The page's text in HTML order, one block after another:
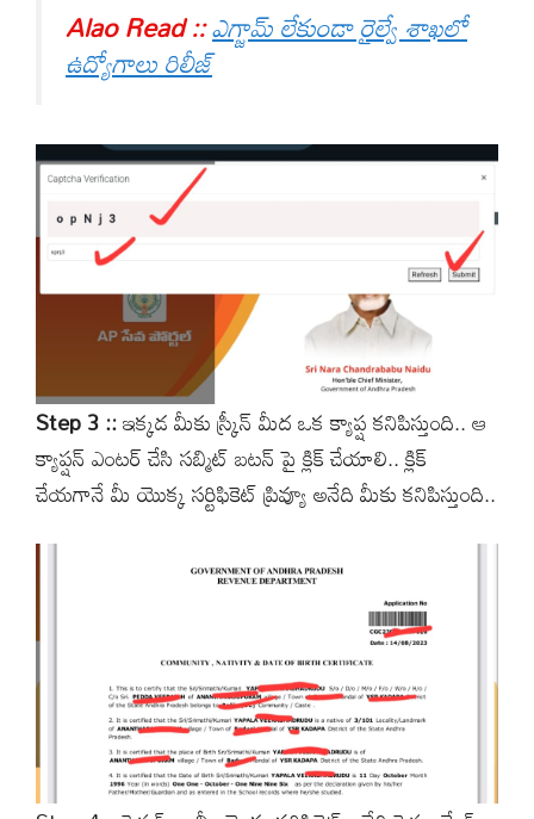
Alao Read ::ఎగ్జామ్ లేకుండా రైల్వే శాఖలో
ఉద్యోగాలు రిలీజ్
Step 3 ::ఇక్కడ మీకు స్క్రీన్ మీద ఒక క్యాప్ష కనిపిస్తుంది.. ఆ
క్యాప్షన్ ఎంటర్ చేసి సబ్మిట్ బటన్ పై క్లిక్ చేయాలి.. క్లిక్
చేయగానే మీ యొక్క సర్టిఫికెట్ ప్రివ్యూ అనేది మీకు కనిపిస్తుంది..